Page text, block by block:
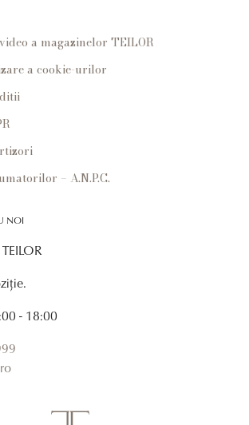
a magazinelor TEILOR
a cookie-urilor
– A.N.P.C.
NOI
- 18:00